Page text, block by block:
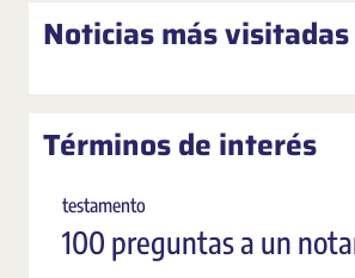
Noticias más visitadas
Términos de interés
testamento
100 preguntas a un